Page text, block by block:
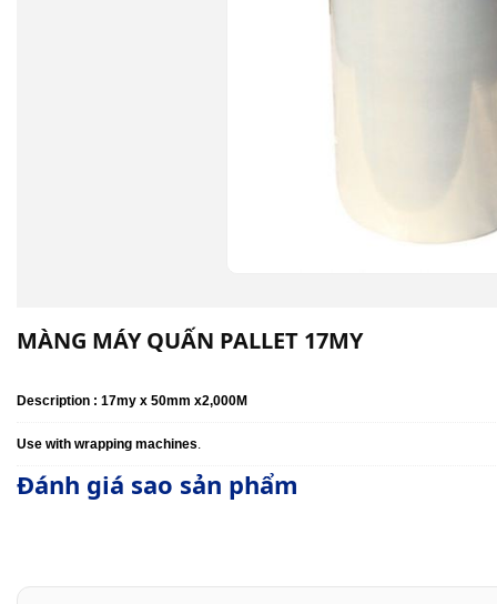
MÀNG MÁY QUẤN PALLET 17MY
Description : 17my x 50mm x2,000M
Use with wrapping machines.
Đánh giá sao sản phẩm